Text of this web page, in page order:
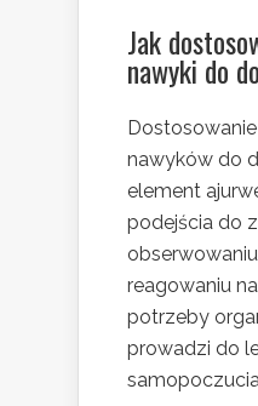
Jak
nawyki do
nawyków do
element
podejścia do
reagowaniu
potrzeby
prowadzi do